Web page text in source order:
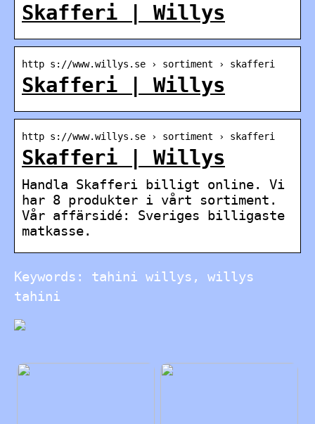
Skafferi | Willys
http s://www.willys.se › sortiment › skafferi
Skafferi | Willys
http s://www.willys.se › sortiment › skafferi
Skafferi | Willys
Handla Skafferi billigt online. Vi
har 8 produkter i vårt sortiment.
Vår affärsidé: Sveriges billigaste
matkasse.
Keywords: tahini willys, willys
tahini